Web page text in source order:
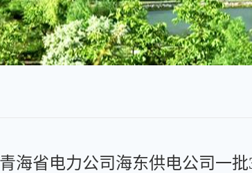
海省电力公司海东供电公司一